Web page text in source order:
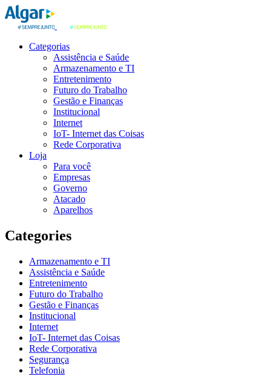
Categorias
Assistência e Saúde
Armazenamento e TI
Entretenimento
Futuro do Trabalho
Gestão e Finanças
Institucional
Internet
IoT- Internet das Coisas
Rede Corporativa
Loja
Para você
Empresas
Governo
Atacado
Aparelhos
Categories
Armazenamento e TI
Assistência e Saúde
Entretenimento
Futuro do Trabalho
Gestão e Finanças
Institucional
Internet
IoT- Internet das Coisas
Rede Corporativa
Segurança
Telefonia